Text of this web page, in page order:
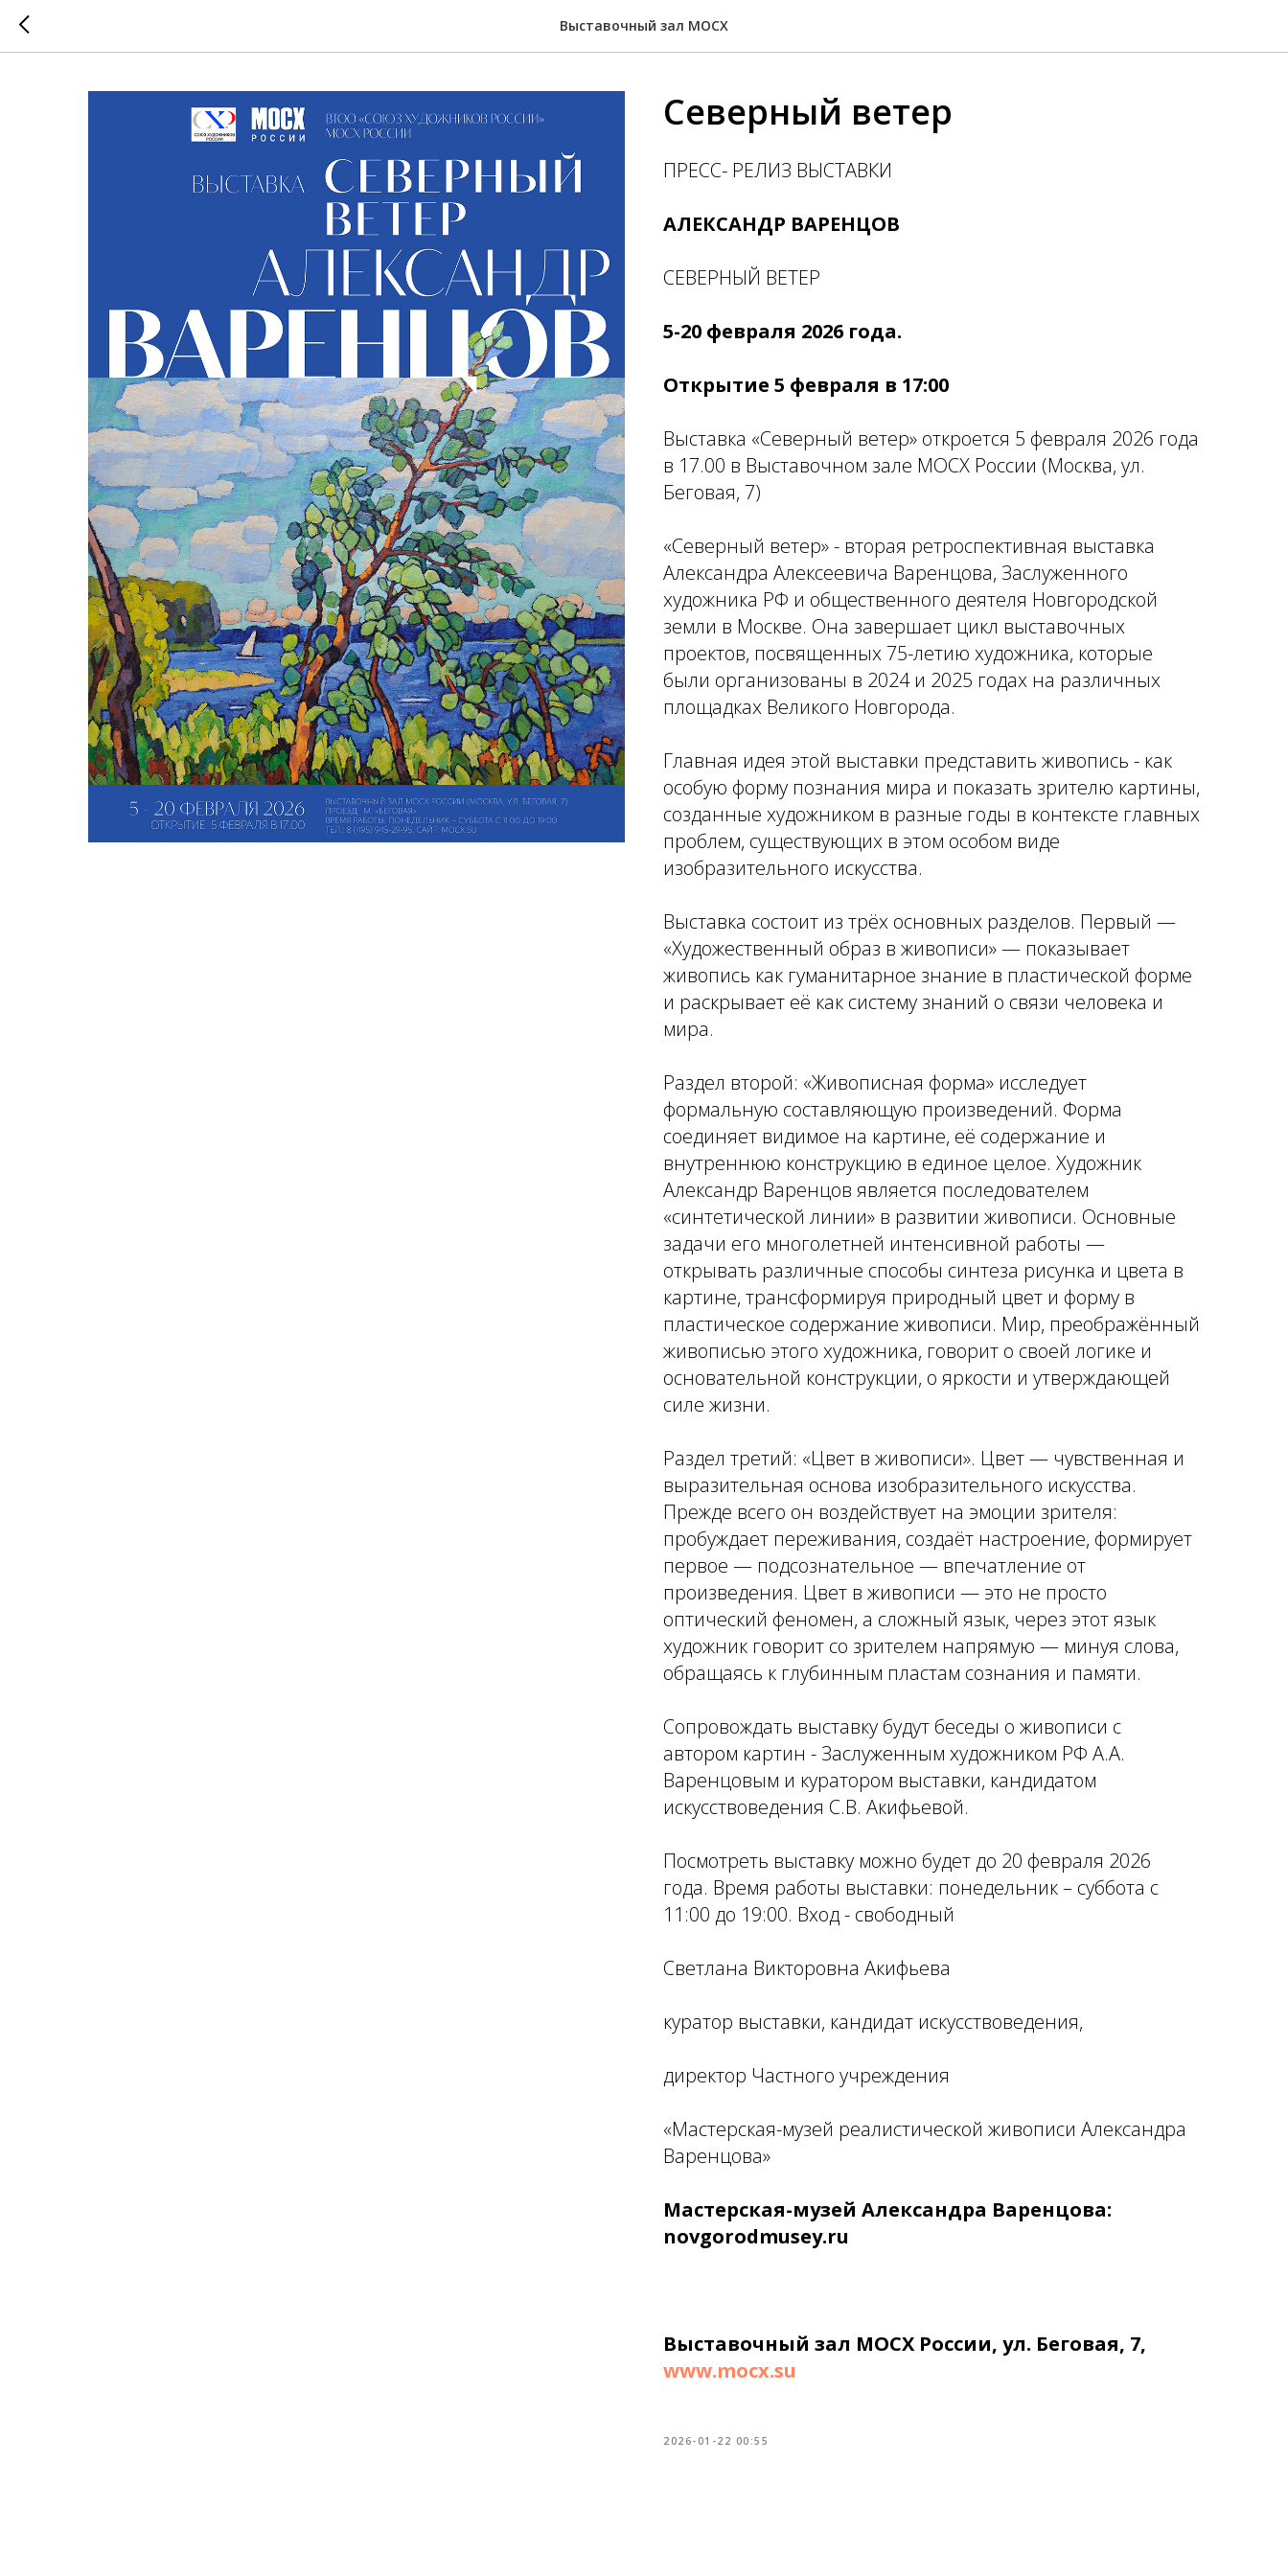
Выставочный зал МОСХ
Северный ветер
ПРЕСС- РЕЛИЗ ВЫСТАВКИ
АЛЕКСАНДР ВАРЕНЦОВ
СЕВЕРНЫЙ ВЕТЕР
5-20 февраля 2026 года.
Открытие 5 февраля в 17:00
Выставка «Северный ветер» откроется 5 февраля 2026 года
в 17.00 в Выставочном зале МОСХ России (Москва, ул.
Беговая, 7)
«Северный ветер» - вторая ретроспективная выставка
Александра Алексеевича Варенцова, Заслуженного
художника РФ и общественного деятеля Новгородской
земли в Москве. Она завершает цикл выставочных
проектов, посвященных 75-летию художника, которые
были организованы в 2024 и 2025 годах на различных
площадках Великого Новгорода.
Главная идея этой выставки представить живопись - как
особую форму познания мира и показать зрителю картины,
созданные художником в разные годы в контексте главных
проблем, существующих в этом особом виде
изобразительного искусства.
Выставка состоит из трёх основных разделов. Первый —
«Художественный образ в живописи» — показывает
живопись как гуманитарное знание в пластической форме
и раскрывает её как систему знаний о связи человека и
мира.
Раздел второй: «Живописная форма» исследует
формальную составляющую произведений. Форма
соединяет видимое на картине, её содержание и
внутреннюю конструкцию в единое целое. Художник
Александр Варенцов является последователем
«синтетической линии» в развитии живописи. Основные
задачи его многолетней интенсивной работы —
открывать различные способы синтеза рисунка и цвета в
картине, трансформируя природный цвет и форму в
пластическое содержание живописи. Мир, преображённый
живописью этого художника, говорит о своей логике и
основательной конструкции, о яркости и утверждающей
силе жизни.
Раздел третий: «Цвет в живописи». Цвет — чувственная и
выразительная основа изобразительного искусства.
Прежде всего он воздействует на эмоции зрителя:
пробуждает переживания, создаёт настроение, формирует
первое — подсознательное — впечатление от
произведения. Цвет в живописи — это не просто
оптический феномен, а сложный язык, через этот язык
художник говорит со зрителем напрямую — минуя слова,
обращаясь к глубинным пластам сознания и памяти.
Сопровождать выставку будут беседы о живописи с
автором картин - Заслуженным художником РФ А.А.
Варенцовым и куратором выставки, кандидатом
искусствоведения С.В. Акифьевой.
Посмотреть выставку можно будет до 20 февраля 2026
года. Время работы выставки: понедельник – суббота с
11:00 до 19:00. Вход - свободный
Светлана Викторовна Акифьева
куратор выставки, кандидат искусствоведения,
директор Частного учреждения
«Мастерская-музей реалистической живописи Александра
Варенцова»
Мастерская-музей Александра Варенцова:
novgorodmusey.ru
Выставочный зал МОСХ России, ул. Беговая, 7,
www.mocx.su
2026-01-22 00:55